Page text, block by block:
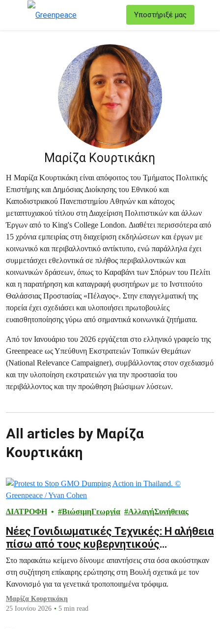
Υποστήριξέ μας
Μαρίζα Κουρτικάκη
Η Μαρίζα Κουρτικάκη είναι απόφοιτος του Τμήματος Πολιτικής
Επιστήμης και Δημόσιας Διοίκησης του Εθνικού και
Καποδιστριακού Πανεπιστημίου Αθηνών και κάτοχος
μεταπτυχιακού τίτλου στη Διαχείριση Πολιτιστικών και άλλων
Έργων από το King's College London. Διαθέτει περισσότερα από
15 χρόνια εμπειρίας στη διαχείριση εκδηλώσεων και έργων με
κοινωνικό και περιβαλλοντικό αντίκτυπο, ενώ παράλληλα έχει
συμμετάσχει εθελοντικά σε πλήθος περιβαλλοντικών και
κοινωνικών δράσεων, όπως το Καραβάνι των Σπόρων του Πελίτι
και η παρατήρηση και καταγραφή φυσητήρων με το Ινστιτούτο
Θαλάσσιας Προστασίας «Πέλαγος». Στην επαγγελματική της
πορεία έχει σχεδιάσει και υλοποιήσει πρωτοβουλίες
ευαισθητοποίησης γύρω από σημαντικά κοινωνικά ζητήματα.
Από τον Ιανουάριο του 2026 εργάζεται στο ελληνικό γραφείο της
Greenpeace ως Υπεύθυνη Εκστρατειών Τοπικών Θεμάτων
(National Relevance Campaigner), συμβάλλοντας στον σχεδιασμό
και την υλοποίηση εκστρατειών για την προστασία του
περιβάλλοντος και την προώθηση βιώσιμων λύσεων.
All articles by Μαρίζα
Κουρτικάκη
ΔΙΑΤΡΟΦΗ ΒιώσιμηΓεωργία ΑλλαγήΣυνήθειας
Νέες Γονιδιωματικές Τεχνικές: Η αλήθεια
πίσω από τους κυβερνητικούς
ισχυρισμούς
Στο παρακάτω κείμενο δίνουμε απαντήσεις στα όσα ακούστηκαν
στη συζήτηση επίκαιρης ερώτησης στη Βουλή σχετικά με τον
Κανονισμό για τα γενετικά τροποποιημένα τρόφιμα.
Μαρίζα Κουρτικάκη
25 Ιουνίου 2026
5 min read